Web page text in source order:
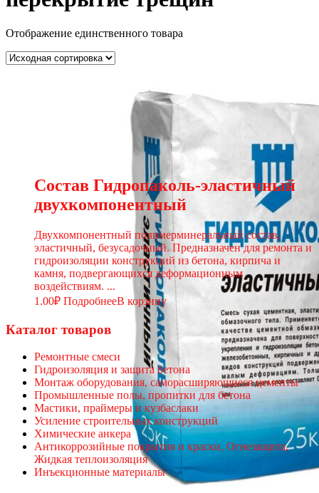
Отображение единственного товара
Состав Гидропаколь-эластичный
двухкомпонентный
Двухкомпонентный полимерминеральный состав,
эластичный, безусадочный. Предназначен для ремонта и
гидроизоляции конструкций из бетона, кирпича и
камня, подвергающихся деформационным
воздействиям. ...
1.00₽ ПодробнееВ корзину
Каталог товаров
Ремонтные смеси
Гидроизоляция и защита бетона
Монтаж оборудования, саморасширяющиеся цементы
Промышленные полы, пропитки для бетона
Мастики, праймеры и кузбаслаки
Усиление строительных конструкций
Химические анкера
Антикоррозийные покрытия и краски, Огнезащита,
Жидкая теплоизоляция
Инъекционные материалы